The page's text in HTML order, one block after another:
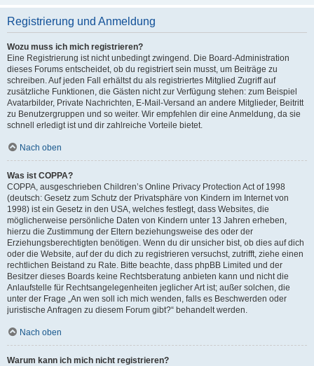
Registrierung und Anmeldung
Wozu muss ich mich registrieren?
Eine Registrierung ist nicht unbedingt zwingend. Die Board-Administration
dieses Forums entscheidet, ob du registriert sein musst, um Beiträge zu
schreiben. Auf jeden Fall erhältst du als registriertes Mitglied Zugriff auf
zusätzliche Funktionen, die Gästen nicht zur Verfügung stehen: zum Beispiel
Avatarbilder, Private Nachrichten, E-Mail-Versand an andere Mitglieder, Beitritt
zu Benutzergruppen und so weiter. Wir empfehlen dir eine Anmeldung, da sie
schnell erledigt ist und dir zahlreiche Vorteile bietet.
Nach oben
Was ist COPPA?
COPPA, ausgeschrieben Children’s Online Privacy Protection Act of 1998
(deutsch: Gesetz zum Schutz der Privatsphäre von Kindern im Internet von
1998) ist ein Gesetz in den USA, welches festlegt, dass Websites, die
möglicherweise persönliche Daten von Kindern unter 13 Jahren erheben,
hierzu die Zustimmung der Eltern beziehungsweise des oder der
Erziehungsberechtigten benötigen. Wenn du dir unsicher bist, ob dies auf dich
oder die Website, auf der du dich zu registrieren versuchst, zutrifft, ziehe einen
rechtlichen Beistand zu Rate. Bitte beachte, dass phpBB Limited und der
Besitzer dieses Boards keine Rechtsberatung anbieten kann und nicht die
Anlaufstelle für Rechtsangelegenheiten jeglicher Art ist; außer solchen, die
unter der Frage „An wen soll ich mich wenden, falls es Beschwerden oder
juristische Anfragen zu diesem Forum gibt?“ behandelt werden.
Nach oben
Warum kann ich mich nicht registrieren?